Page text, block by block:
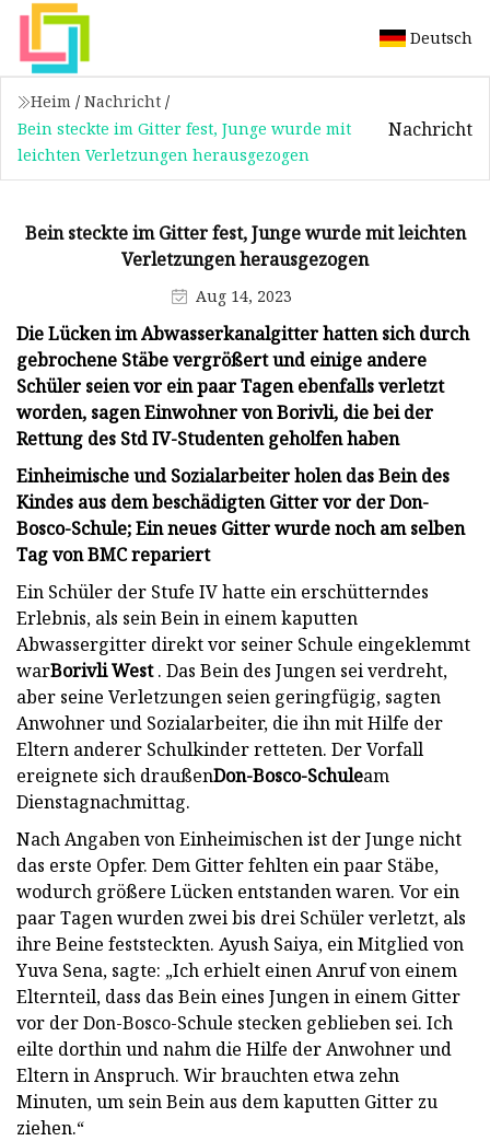
Deutsch
Heim / Nachricht /
Bein steckte im Gitter fest, Junge wurde mit
leichten Verletzungen herausgezogen
Nachricht
Bein steckte im Gitter fest, Junge wurde mit leichten
Verletzungen herausgezogen
Aug 14, 2023
Die Lücken im Abwasserkanalgitter hatten sich durch
gebrochene Stäbe vergrößert und einige andere
Schüler seien vor ein paar Tagen ebenfalls verletzt
worden, sagen Einwohner von Borivli, die bei der
Rettung des Std IV-Studenten geholfen haben
Einheimische und Sozialarbeiter holen das Bein des
Kindes aus dem beschädigten Gitter vor der Don-
Bosco-Schule; Ein neues Gitter wurde noch am selben
Tag von BMC repariert
Ein Schüler der Stufe IV hatte ein erschütterndes
Erlebnis, als sein Bein in einem kaputten
Abwassergitter direkt vor seiner Schule eingeklemmt
warBorivli West. Das Bein des Jungen sei verdreht,
aber seine Verletzungen seien geringfügig, sagten
Anwohner und Sozialarbeiter, die ihn mit Hilfe der
Eltern anderer Schulkinder retteten. Der Vorfall
ereignete sich draußenDon-Bosco-Schuleam
Dienstagnachmittag.
Nach Angaben von Einheimischen ist der Junge nicht
das erste Opfer. Dem Gitter fehlten ein paar Stäbe,
wodurch größere Lücken entstanden waren. Vor ein
paar Tagen wurden zwei bis drei Schüler verletzt, als
ihre Beine feststeckten. Ayush Saiya, ein Mitglied von
Yuva Sena, sagte: „Ich erhielt einen Anruf von einem
Elternteil, dass das Bein eines Jungen in einem Gitter
vor der Don-Bosco-Schule stecken geblieben sei. Ich
eilte dorthin und nahm die Hilfe der Anwohner und
Eltern in Anspruch. Wir brauchten etwa zehn
Minuten, um sein Bein aus dem kaputten Gitter zu
ziehen.“